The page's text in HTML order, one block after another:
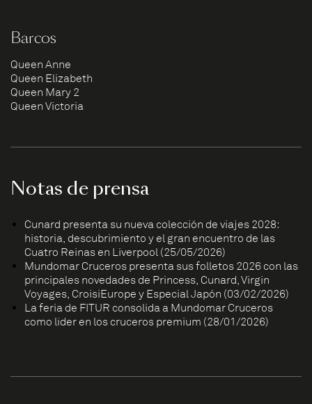
Barcos
Queen Anne
Queen Elizabeth
Queen Mary 2
Queen Victoria
Notas de prensa
Cunard presenta su nueva colección de viajes 2028:
historia, descubrimiento y el gran encuentro de las
Cuatro Reinas en Liverpool (25/05/2026)
Mundomar Cruceros presenta sus folletos 2026 con las
principales novedades de Princess, Cunard, Virgin
Voyages, CroisiEurope y Especial Japón (03/02/2026)
La feria de FITUR consolida a Mundomar Cruceros
como líder en los cruceros premium (28/01/2026)